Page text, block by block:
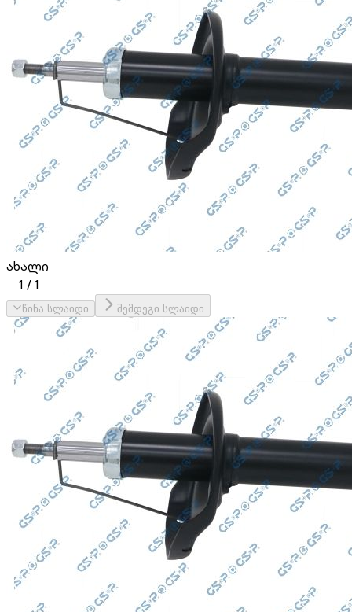
ახალი
1 /1
წინა სლაიდი შემდეგი სლაიდი